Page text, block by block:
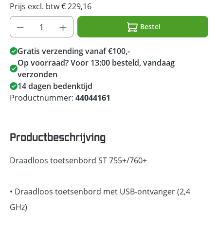
Prijs excl. btw € 229,16
Bestel
Gratis verzending vanaf €100,-
Op voorraad? Voor 13:00 besteld, vandaag
verzonden
14 dagen bedenktijd
Productnummer: 44044161
Productbeschrijving
Draadloos toetsenbord ST 755+/760+
• Draadloos toetsenbord met USB-ontvanger (2,4
GHz)